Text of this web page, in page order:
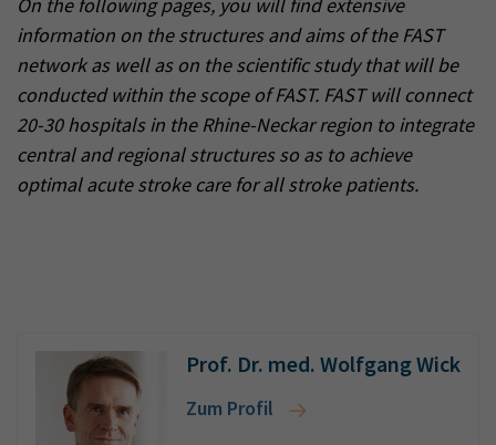
information on the structures and aims of the FAST
network as well as on the scientific study that will be
conducted within the scope of FAST. FAST will connect
20-30 hospitals in the Rhine-Neckar region to integrate
central and regional structures so as to achieve
optimal acute stroke care for all stroke patients.
Prof. Dr. med. Wolfgang Wick
Zum Profil